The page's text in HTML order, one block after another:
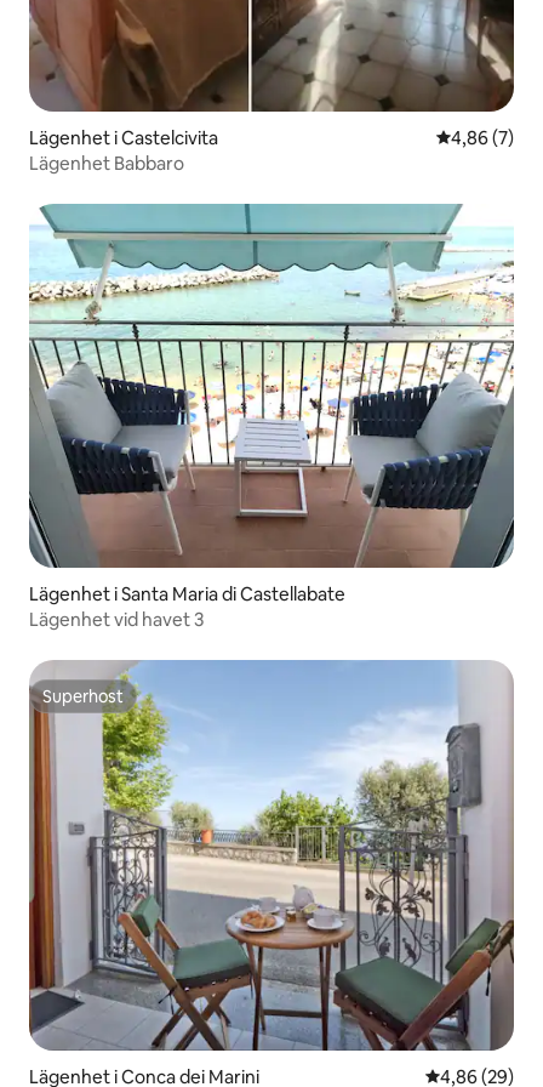
Lägenhet i Castelcivita 4,86 av 5 i
4,86 (7)
Lägenhet Babbaro
Lägenhet i Santa Maria di Castellabate
Lägenhet vid havet 3
Superhost
Superhost
Lägenhet i Conca dei Marini 4,86 av 5 i
4,86 (29)